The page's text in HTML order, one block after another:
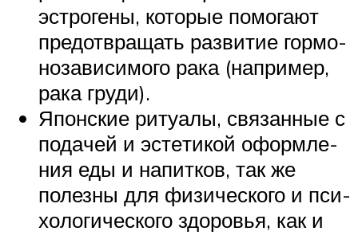
эст­ро­гены, кото­рые помо­гают
предот­вра­щать раз­ви­тие гор­мо­
но­за­ви­си­мого рака (напри­мер,
рака груди).
Япон­ские риту­алы, свя­зан­ные с
пода­чей и эсте­ти­кой оформ­ле­
ния еды и напит­ков, так же
полезны для физи­че­ского и пси­
хо­ло­ги­че­ского здо­ро­вья, как и